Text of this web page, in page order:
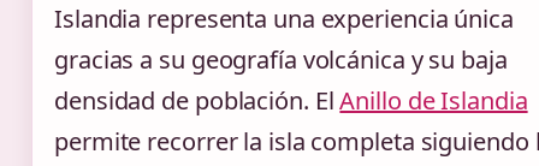
Islandia representa una experiencia única
gracias a su geografía volcánica y su baja
densidad de población. ElAnillo de Islandia
permite recorrer la isla completa siguiendo